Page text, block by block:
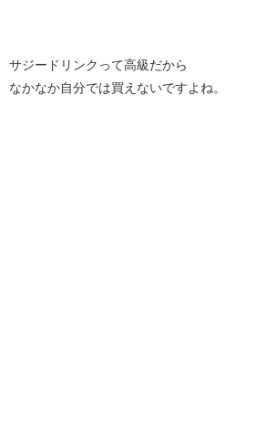
サジードリンクって高級だから
なかなか自分では買えないですよね。